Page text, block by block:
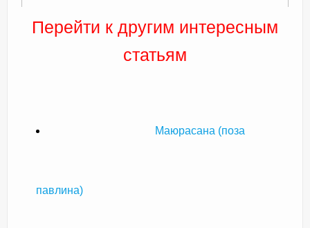
Перейти к другим интересным
статьям
Маюрасана (поза
павлина)